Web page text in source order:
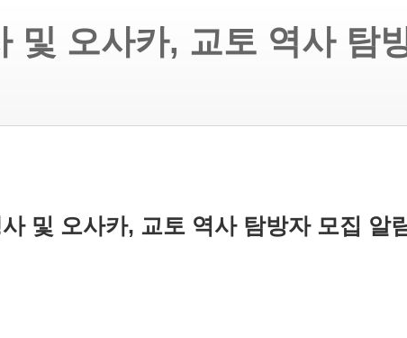
및 오사카, 교토 역사 탐
및 오사카, 교토 역사 탐방자 모집 알